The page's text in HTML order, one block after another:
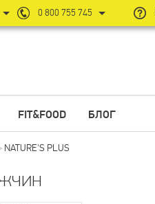
FIT&FOOD БЛОГ
NATURE'S PLUS
0 800 755 745